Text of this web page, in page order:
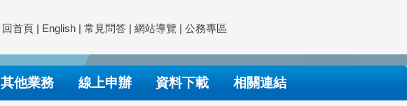
回首頁 | English | 常見問答 | 網站導覽 | 公務專區
其他業務 線上申辦 資料下載 相關連結